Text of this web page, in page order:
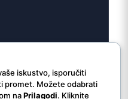
iskustvo, isporučiti
promet. Možete odabrati
naPrilagodi. Kliknite